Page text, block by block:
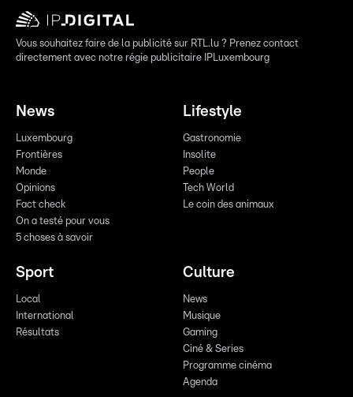
Vous souhaitez faire de la publicité sur RTL.lu ? Prenez contact
directement avec notre régie publicitaire IPLuxembourg
News
Luxembourg
Frontières
Monde
Opinions
Fact check
On a testé pour vous
5 choses à savoir
Lifestyle
Gastronomie
Insolite
People
Tech World
Le coin des animaux
Sport
Local
International
Résultats
Culture
News
Musique
Gaming
Ciné & Series
Programme cinéma
Agenda